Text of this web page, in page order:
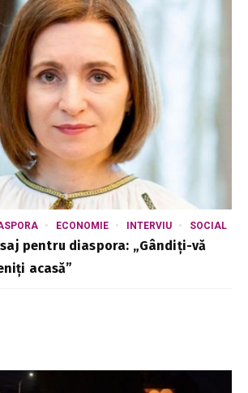
ECONOMIE INTERVIU SOCIAL
pentru diaspora: „Gândiți-vă
acasă”